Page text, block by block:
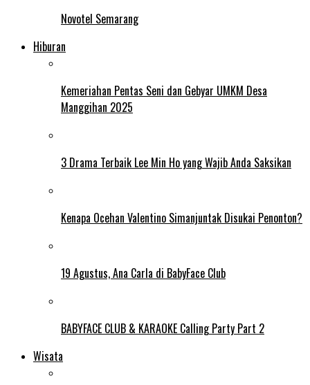
Novotel Semarang
Hiburan
Kemeriahan Pentas Seni dan Gebyar UMKM Desa
Manggihan 2025
3 Drama Terbaik Lee Min Ho yang Wajib Anda Saksikan
Kenapa Ocehan Valentino Simanjuntak Disukai Penonton?
19 Agustus, Ana Carla di BabyFace Club
BABYFACE CLUB & KARAOKE Calling Party Part 2
Wisata